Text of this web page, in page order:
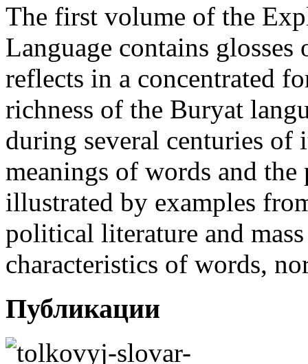
The first volume of the
Language contains
reflects in a concentrated
richness of the Buryat
during several centuries of
meanings of words and
illustrated by examples
political literature and
characteristics of words,
Публикации